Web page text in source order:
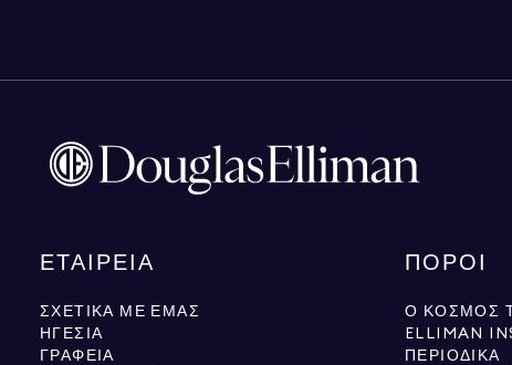
ΕΤΑΙΡΕΊΑ
ΣΧΕΤΙΚΆ ΜΕ ΕΜΆΣ
ΗΓΕΣΊΑ
ΓΡΑΦΕΊΑ
ΠΌΡΟΙ
Ο ΚΌΣΜΟΣ
ELLIMAN
ΠΕΡΙΟΔΙΚΆ